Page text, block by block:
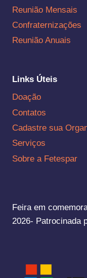
Reunião Mensais
Confraternizações
Reunião Anuais
Links Úteis
Doação
Contatos
Cadastre sua
Serviços
Sobre a Fetespar
Feira em
2026- Patrocinada